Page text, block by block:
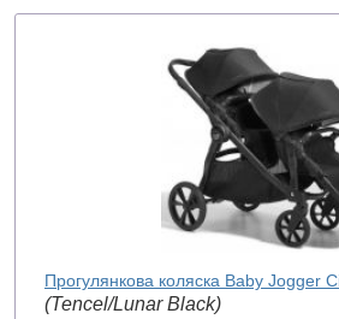
Прогулянкова коляска Baby Jogger
(Tencel/Lunar Black)